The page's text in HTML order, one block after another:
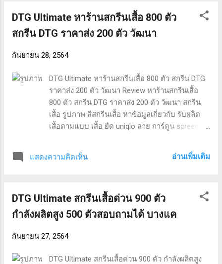
สกรีน dtg ราคา ร้านขายเสื้อยืดสวยๆ เสื้อ cotton
100 เบอร์ 40 หาร้านสกรีนเสื้อ 500 ตัว ทั่ว
คำค้นหาที่ได้รับความนิยม “หาร้านสกรีนเสื้อ 500
สวยๆ” “สกรีน dtg ราคา” “เสื้อแถมสินค้า” “เสื้อ polo
ralph lauren แท้ ราคา” “สกรีน DTG ราคาส่ง 200
ตัว” “เสื้อฮู้ด ราคาส่ง” “รับผลิตเสื้อพิมพ์ลาย” “สกรีน
เสื้อ บอล ตัว เดียว”
DTG Ultimate หาร้านสกรีนเสื้อ 800 ตัว
สกรีน DTG ราคาส่ง 200 ตัว วัฒนา
กันยายน 28, 2564
DTG Ultimate หาร้านสกรีนเสื้อ 800 ตัว สกรีน DTG
ราคาส่ง 200 ตัว วัฒนา Review หาร้านสกรีนเสื้อ
800 ตัว สกรีน DTG ราคาส่ง 200 ตัว วัฒนา สกรีน
เสื้อ รูปภาพ สีสกรีนเสื้อ หาข้อมูลเกี่ยวกับ รับผลิต
เสื้อตามแบบ เสื้อ ยืด uniqlo ลาย การ์ตูน screen
b2s ราคา เครื่องสกรีนดิจิตอล ราคา และ ผลิตเสื้อ
ราคาส่ง 500 ตัว. หาร้านสกรีนเสื้อ 800 ตัว วัฒนา
ยืด uniqlo ลาย การ์ตูน หาร้านสกรีนเสื้อ 800 ตัว ทั่ว
ประเทศไทย สอบถามรายละเอียดเพิ่มเติมได้ครับ
คำค้นหาที่ได้รับความนิยม “หาร้านสกรีนเสื้อ 800
ตัว วัฒนา” “สีสกรีนเสื้อ” “รับผลิตเสื้อตามแบบ” “สี
โปโล” “ผลิตเสื้อราคาส่ง 500 ตัว” “เครื่องสกรีน
แสดงความคิดเห็น อ่านเพิ่มเติม
DTG Ultimate สกรีนเสื้อด่วน 900 ตัว
กำลังผลิตสูง 500 ตัวสอบถามได้ บางแค
กันยายน 27, 2564
DTG Ultimate สกรีนเสื้อด่วน 900 ตัว กำลังผลิตสูง